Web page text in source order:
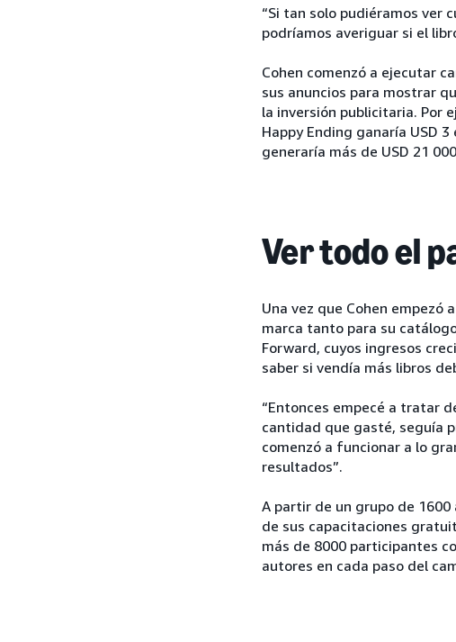
“Si tan solo pudiéramos ver
podríamos averiguar si el
Cohen comenzó a ejecutar
sus anuncios para mostrar
la inversión publicitaria. Por
Happy Ending ganaría USD
generaría más de USD 21
Ver todo el
Una vez que Cohen empezó
marca tanto para su
Forward, cuyos ingresos
saber si vendía más libros
“Entonces empecé a tratar
cantidad que gasté, seguía
comenzó a funcionar a lo
resultados”.
A partir de un grupo de
de sus capacitaciones
más de 8000 participantes
autores en cada paso del